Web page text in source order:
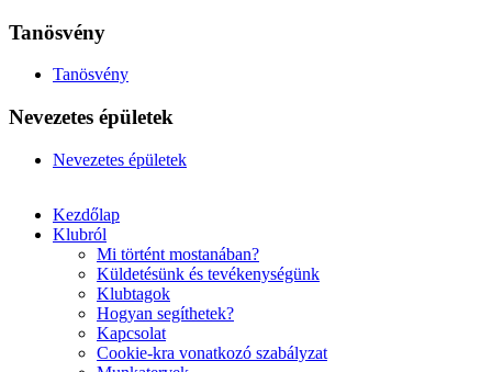
Tanösvény
Tanösvény
Nevezetes épületek
Nevezetes épületek
Kezdőlap
Klubról
Mi történt mostanában?
Küldetésünk és tevékenységünk
Klubtagok
Hogyan segíthetek?
Kapcsolat
Cookie-kra vonatkozó szabályzat